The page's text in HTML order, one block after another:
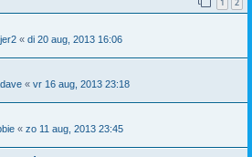
1 2
« di 20 aug, 2013 16:06
« vr 16 aug, 2013 23:18
« zo 11 aug, 2013 23:45